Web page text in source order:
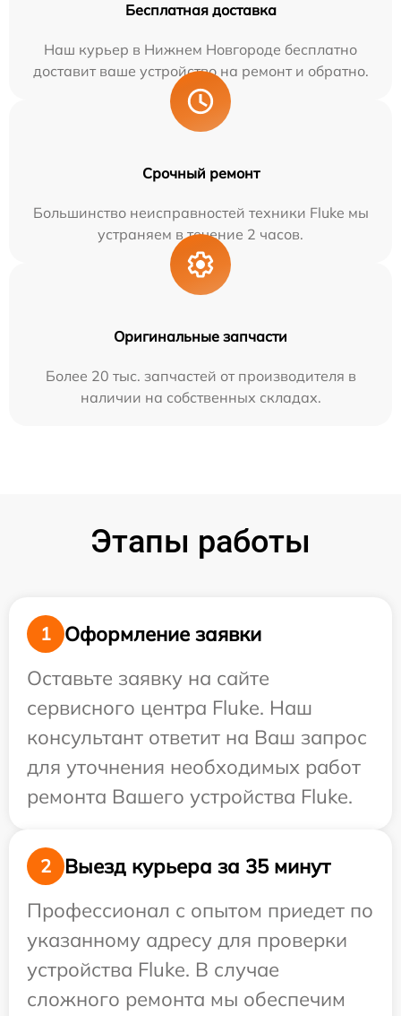
Бесплатная доставка
Наш курьер в Нижнем Новгороде бесплатно
доставит ваше устройство на ремонт и обратно.
Срочный ремонт
Большинство неисправностей техники Fluke мы
устраняем в течение 2 часов.
Оригинальные запчасти
Более 20 тыс. запчастей от производителя в
наличии на собственных складах.
Этапы работы
1
Оформление заявки
Оставьте заявку на сайте
сервисного центра Fluke. Наш
консультант ответит на Ваш запрос
для уточнения необходимых работ
ремонта Вашего устройства Fluke.
2
Выезд курьера за 35 минут
Профессионал с опытом приедет по
указанному адресу для проверки
устройства Fluke. В случае
сложного ремонта мы обеспечим